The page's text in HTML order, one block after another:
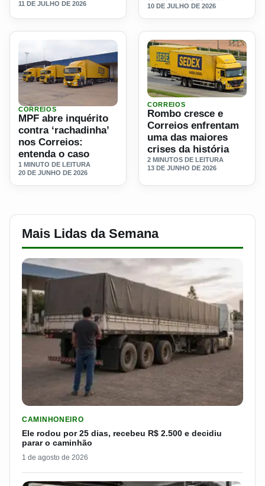
11 DE JULHO DE 2026
10 DE JULHO DE 2026
Ler materia: MPF abre inquérito contra ‘rachadinha’ nos
CORREIOS
MPF abre inquérito
contra ‘rachadinha’
nos Correios:
entenda o caso
1 MINUTO DE LEITURA
20 DE JUNHO DE 2026
Ler materia: Rombo cresce
CORREIOS
Rombo cresce e
Correios enfrentam
uma das maiores
crises da história
2 MINUTOS DE LEITURA
13 DE JUNHO DE 2026
Mais Lidas da Semana
CAMINHONEIRO
Ele rodou por 25 dias, recebeu R$ 2.500 e decidiu
parar o caminhão
1 de agosto de 2026